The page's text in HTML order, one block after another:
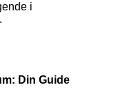
i
Din Guide